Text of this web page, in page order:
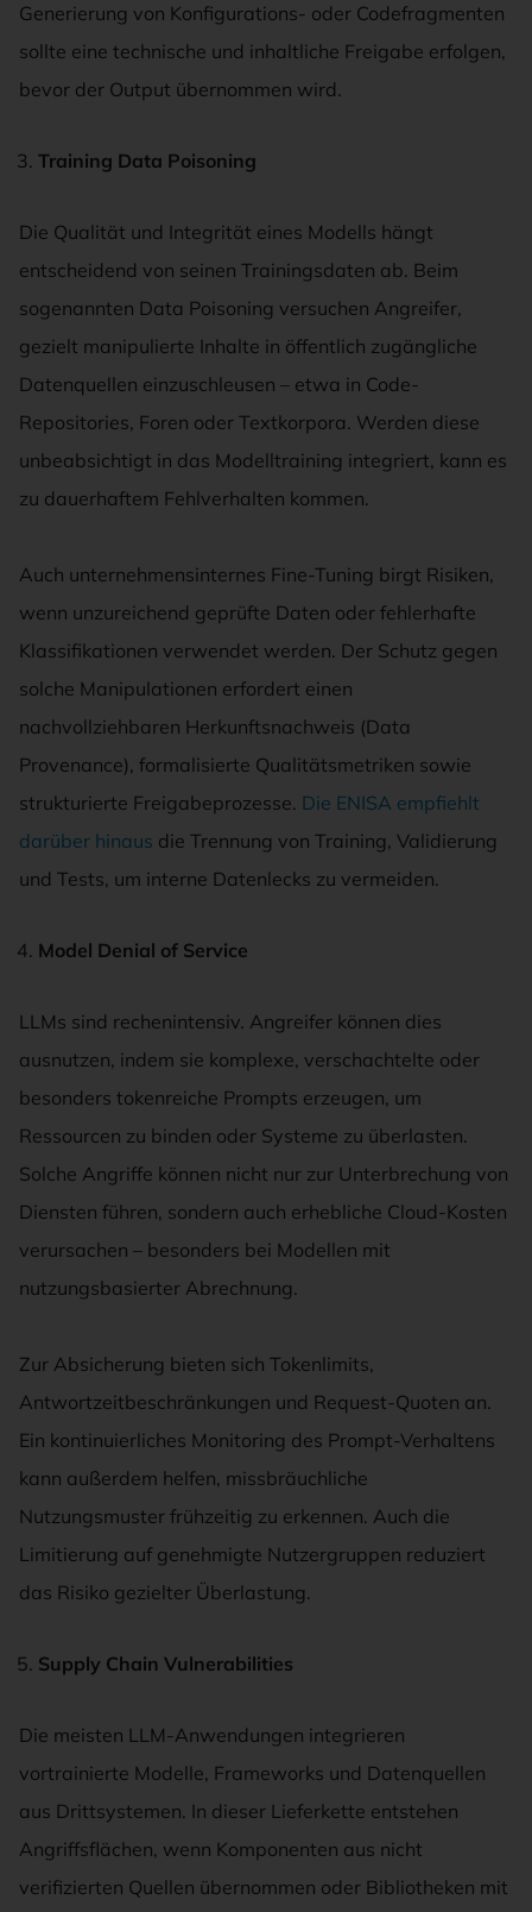
Generierung von Konfigurations- oder Codefragmenten
sollte eine technische und inhaltliche Freigabe erfolgen,
bevor der Output übernommen wird.
Training Data Poisoning
Die Qualität und Integrität eines Modells hängt
entscheidend von seinen Trainingsdaten ab. Beim
sogenannten Data Poisoning versuchen Angreifer,
gezielt manipulierte Inhalte in öffentlich zugängliche
Datenquellen einzuschleusen – etwa in Code-
Repositories, Foren oder Textkorpora. Werden diese
unbeabsichtigt in das Modelltraining integriert, kann es
zu dauerhaftem Fehlverhalten kommen.
Auch unternehmensinternes Fine-Tuning birgt Risiken,
wenn unzureichend geprüfte Daten oder fehlerhafte
Klassifikationen verwendet werden. Der Schutz gegen
solche Manipulationen erfordert einen
nachvollziehbaren Herkunftsnachweis (Data
Provenance), formalisierte Qualitätsmetriken sowie
strukturierte Freigabeprozesse. Die ENISA empfiehlt
darüber hinaus die Trennung von Training, Validierung
und Tests, um interne Datenlecks zu vermeiden.
Model Denial of Service
LLMs sind rechenintensiv. Angreifer können dies
ausnutzen, indem sie komplexe, verschachtelte oder
besonders tokenreiche Prompts erzeugen, um
Ressourcen zu binden oder Systeme zu überlasten.
Solche Angriffe können nicht nur zur Unterbrechung von
Diensten führen, sondern auch erhebliche Cloud-Kosten
verursachen – besonders bei Modellen mit
nutzungsbasierter Abrechnung.
Zur Absicherung bieten sich Tokenlimits,
Antwortzeitbeschränkungen und Request-Quoten an.
Ein kontinuierliches Monitoring des Prompt-Verhaltens
kann außerdem helfen, missbräuchliche
Nutzungsmuster frühzeitig zu erkennen. Auch die
Limitierung auf genehmigte Nutzergruppen reduziert
das Risiko gezielter Überlastung.
Supply Chain Vulnerabilities
Die meisten LLM-Anwendungen integrieren
vortrainierte Modelle, Frameworks und Datenquellen
aus Drittsystemen. In dieser Lieferkette entstehen
Angriffsflächen, wenn Komponenten aus nicht
verifizierten Quellen übernommen oder Bibliotheken mit